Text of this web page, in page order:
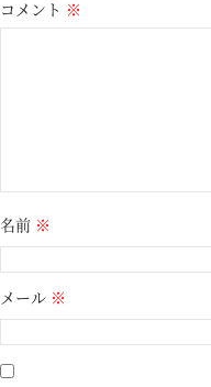
コメント ※
名前 ※
メール ※